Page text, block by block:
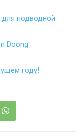
для подводной
Doong
году!